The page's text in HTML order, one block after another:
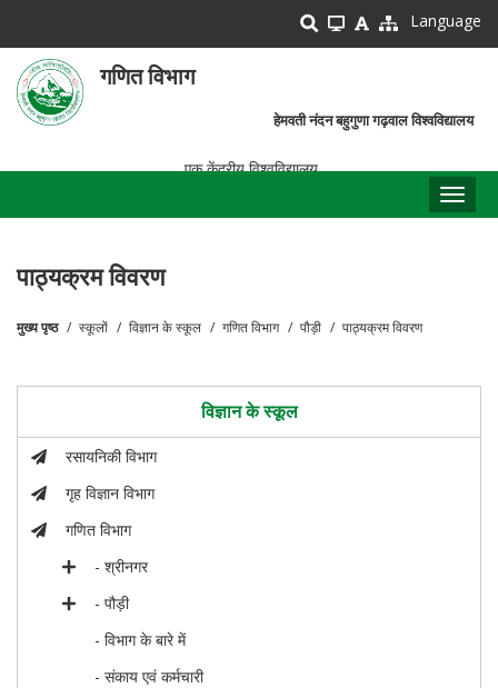
main
content
Language
गणित विभाग
हेमवती नंदन बहुगुणा गढ़वाल विश्वविद्यालय
एक केंद्रीय विश्वविद्यालय
पाठ्यक्रम विवरण
मुख्य पृष्ठ स्कूलों विज्ञान के स्कूल गणित विभाग पौड़ी पाठ्यक्रम विवरण
विज्ञान के स्कूल
रसायनिकी विभाग
गृह विज्ञान विभाग
गणित विभाग
- श्रीनगर
- पौड़ी
- विभाग के बारे में
- संकाय एवं कर्मचारी